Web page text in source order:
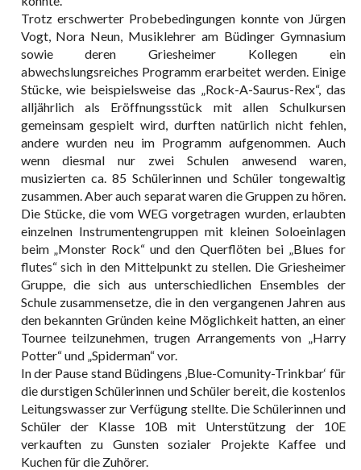
Trotz erschwerter Probebedingungen konnte von Jürgen
Vogt, Nora Neun, Musiklehrer am Büdinger Gymnasium
sowie deren Griesheimer Kollegen ein
abwechslungsreiches Programm erarbeitet werden. Einige
Stücke, wie beispielsweise das „Rock-A-Saurus-Rex“, das
alljährlich als Eröffnungsstück mit allen Schulkursen
gemeinsam gespielt wird, durften natürlich nicht fehlen,
andere wurden neu im Programm aufgenommen. Auch
wenn diesmal nur zwei Schulen anwesend waren,
musizierten ca. 85 Schülerinnen und Schüler tongewaltig
zusammen. Aber auch separat waren die Gruppen zu hören.
Die Stücke, die vom WEG vorgetragen wurden, erlaubten
einzelnen Instrumentengruppen mit kleinen Soloeinlagen
beim „Monster Rock“ und den Querflöten bei „Blues for
flutes“ sich in den Mittelpunkt zu stellen. Die Griesheimer
Gruppe, die sich aus unterschiedlichen Ensembles der
Schule zusammensetze, die in den vergangenen Jahren aus
den bekannten Gründen keine Möglichkeit hatten, an einer
Tournee teilzunehmen, trugen Arrangements von „Harry
Potter“ und „Spiderman“ vor.
In der Pause stand Büdingens ‚Blue-Comunity-Trinkbar‘ für
die durstigen Schülerinnen und Schüler bereit, die kostenlos
Leitungswasser zur Verfügung stellte. Die Schülerinnen und
Schüler der Klasse 10B mit Unterstützung der 10E
verkauften zu Gunsten sozialer Projekte Kaffee und
Kuchen für die Zuhörer.